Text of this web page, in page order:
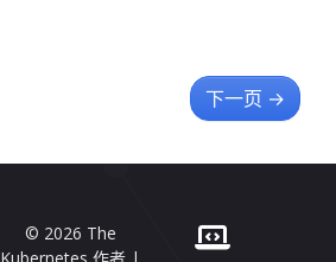
下一页 →
© 2026 The